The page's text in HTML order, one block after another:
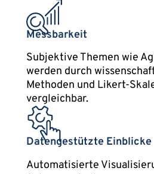
Messbarkeit
Subjektive Themen wie
werden durch
Methoden und Likert-
vergleichbar.
Datengestützte Einblicke
Automatisierte